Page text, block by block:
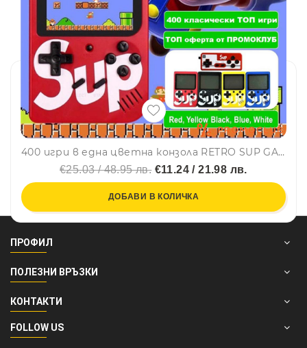
400 игри в една цветна конзола RETRO SUP GAME BOX
€25.03 / 48.95 лв.€11.24 / 21.98 лв.
ДОБАВИ В КОЛИЧКА
ПРОФИЛ
ПОЛЕЗНИ ВРЪЗКИ
КОНТАКТИ
FOLLOW US